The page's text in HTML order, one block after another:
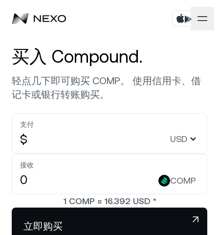
个人
购买资产
Flexible Savings
Fixed-term Savings
Dual Investment
Exchange
Credit Line
商业
Prime 经纪服务
白标
Nexo Ventures
Payment Gateway
市场
过去 24 小时，市场上涨
Bitcoin
Ethereum ETH 1.12%
NEXO Token 0.29%
公司
关于
安全
合作伙伴
新闻与见解
买入 Compound.
轻点几下即可购买 COMP。 使用信用卡、借
记卡或银行转账购买。
支付
$ USD
接收
COMP
1 COMP ≈ 16.392 USD *
立即购买